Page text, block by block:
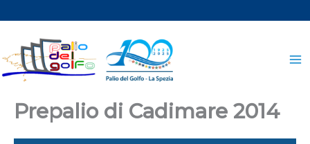
al
contenuto
Prepalio di Cadimare 2014